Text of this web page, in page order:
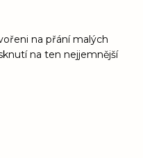
na přání malých
na ten nejjemnější